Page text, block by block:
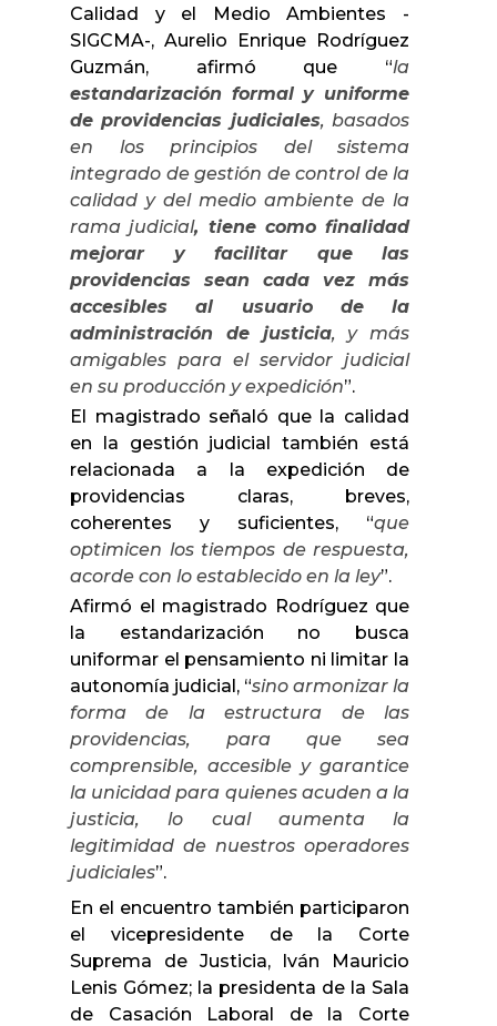
Calidad y el Medio Ambientes -
SIGCMA-, Aurelio Enrique Rodríguez
Guzmán, afirmó que “la
estandarización formal y uniforme
de providencias judiciales, basados
en los principios del sistema
integrado de gestión de control de la
calidad y del medio ambiente de la
rama judicial, tiene como finalidad
mejorar y facilitar que las
providencias sean cada vez más
accesibles al usuario de la
administración de justicia, y más
amigables para el servidor judicial
en su producción y expedición”.
El magistrado señaló que la calidad
en la gestión judicial también está
relacionada a la expedición de
providencias claras, breves,
coherentes y suficientes, “que
optimicen los tiempos de respuesta,
acorde con lo establecido en la ley”.
Afirmó el magistrado Rodríguez que
la estandarización no busca
uniformar el pensamiento ni limitar la
autonomía judicial, “sino armonizar la
forma de la estructura de las
providencias, para que sea
comprensible, accesible y garantice
la unicidad para quienes acuden a la
justicia, lo cual aumenta la
legitimidad de nuestros operadores
judiciales”.
En el encuentro también participaron
el vicepresidente de la Corte
Suprema de Justicia, Iván Mauricio
Lenis Gómez; la presidenta de la Sala
de Casación Laboral de la Corte